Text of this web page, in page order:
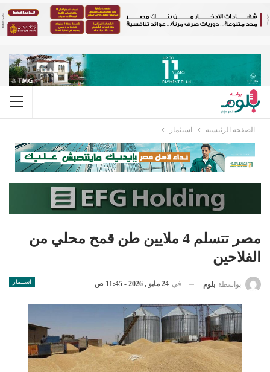
الصفحة الرئيسية استثمار
مصر تتسلم 4 ملايين طن قمح محلي من
الفلاحين
استثمار بواسطة بلوم في 24 مايو , 2026 - 11:45 ص